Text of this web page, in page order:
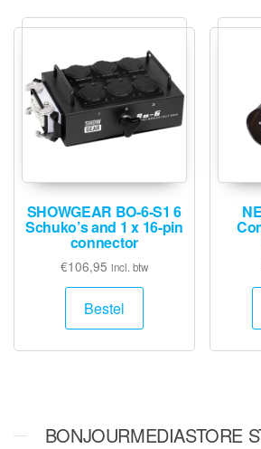
SHOWGEAR BO-6-S1 6
Schuko’s and 1 x 16-pin
connector
€106,95 incl. btw
Bestel
BONJOURMEDIASTORE